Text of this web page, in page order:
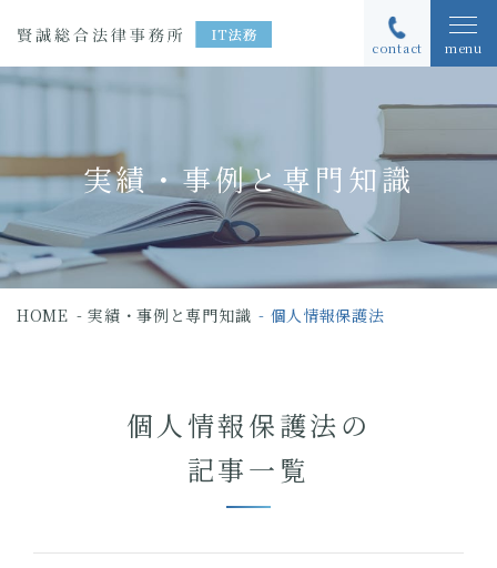
contact menu
実績・事例と専門知識
HOME 実績・事例と専門知識 個人情報保護法
個人情報保護法の
記事一覧